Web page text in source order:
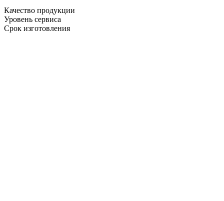
Качество продукции
Уровень сервиса
Срок изготовления